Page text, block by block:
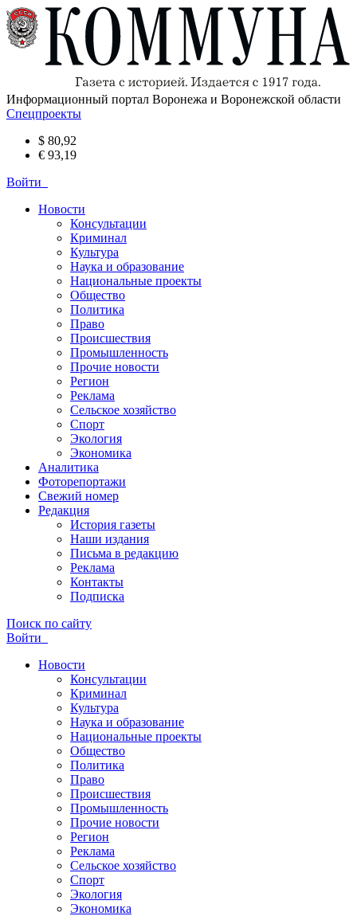
Информационный портал Воронежа и Воронежской области
Спецпроекты
$ 80,92
€ 93,19
Войти
Новости
Консультации
Криминал
Культура
Наука и образование
Национальные проекты
Общество
Политика
Право
Происшествия
Промышленность
Прочие новости
Регион
Реклама
Сельское хозяйство
Спорт
Экология
Экономика
Аналитика
Фоторепортажи
Свежий номер
Редакция
История газеты
Наши издания
Письма в редакцию
Реклама
Контакты
Подписка
Поиск по сайту
Войти
Новости
Консультации
Криминал
Культура
Наука и образование
Национальные проекты
Общество
Политика
Право
Происшествия
Промышленность
Прочие новости
Регион
Реклама
Сельское хозяйство
Спорт
Экология
Экономика